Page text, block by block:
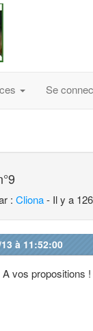
Se
: Cliona- Il y a
à 11:52:00
A vos propositions !